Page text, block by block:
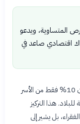
المتساوية، ويدعو
اقتصادي صاعد في
كشف تقرير للعربي الجديد بتاريخ 21 يوليو 2026 أن 10% فقط من الأسر
الإجمالية للبلاد. هذا التركيز
بل يشير إلى